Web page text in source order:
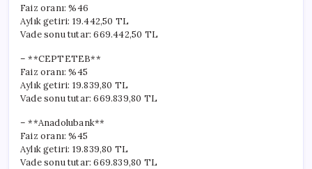
Faiz oranı: %46
Aylık getiri: 19.442,50 TL
Vade sonu tutar: 669.442,50 TL
– **CEPTETEB**
Faiz oranı: %45
Aylık getiri: 19.839,80 TL
Vade sonu tutar: 669.839,80 TL
– **Anadolubank**
Faiz oranı: %45
Aylık getiri: 19.839,80 TL
Vade sonu tutar: 669.839,80 TL